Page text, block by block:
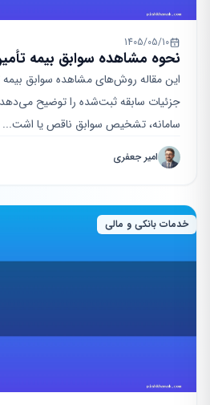
1405/05/10
نحوه مشاهده سوابق بیمه
این مقاله روش‌های مشاهده سوابق
جزئیات سابقه ثبت‌شده را توضیح
سامانه، تشخیص سوابق ناقص یا اشت...
امیر جعفری
خدمات بانکی و مالی